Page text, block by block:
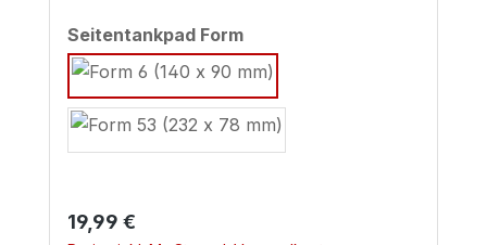
Seitentankpad Formauswählen
Regulärer Preis:
19,99 €